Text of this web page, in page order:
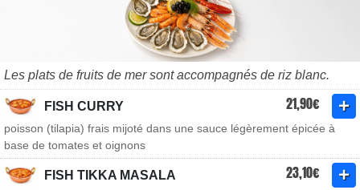
Les plats de fruits de mer sont accompagnés de riz blanc.
FISH CURRY 21,90€
poisson (tilapia) frais mijoté dans une sauce légèrement épicée à
base de tomates et oignons
FISH TIKKA MASALA 23,10€